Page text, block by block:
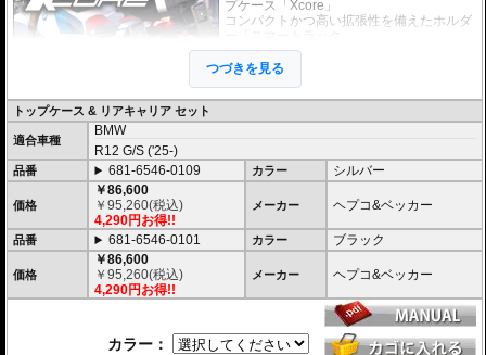
プケース「Xcore」
コンパクトかつ高い拡張性を備えたホルダ
上記のケースとホルダーがセットになった
お得なセット商品です。
未知の冒険へ挑むための次世代アドベン
高いデザイン性と機能性を兼ね備え、長距離ツーリングから日々のライディ
ングまで完璧にサポートする次世代のハードケース「XCORE（エックスコ
ア）」シリーズ。
その「XCORE（エックスコア）」シリーズに待望のトップケースが登場。頑
丈な構造と洗練された外観があなたのモーターサイクルライフを一段上のス
テージへと引き上げ、新しいアドベンチャーツーリングを切り拓きます。
新世代の装着システム「Smartrack」
新しいXCOREトップケースは、HEPCO&BECKERの最新キャリアシステム
「Smartrack」向けに専用開発。
内蔵されたクイックリリースシステムにより、キャリアへスライドさせるだ
日常使いと本格的なツーリングシーンを瞬時に切り替えることができます。
つづきを見る
トップケース & リアキャリア セット
適合車種
BMW
R12 G/S ('25-)
品番 681-6546-0109 カラー シルバー
価格
￥86,600
￥95,260(税込)
4,290円お得!!
メーカー ヘプコ&ベッカー
品番 681-6546-0101 カラー ブラック
価格
￥86,600
￥95,260(税込)
4,290円お得!!
メーカー ヘプコ&ベッカー
カラー：